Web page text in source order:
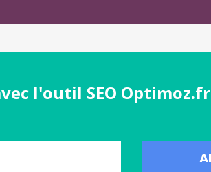
l'outil SEO Optimoz.fr